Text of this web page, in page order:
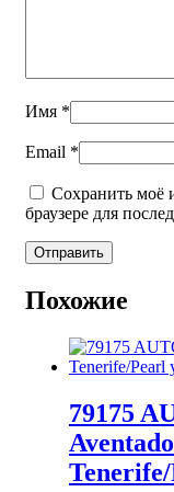
Имя *
Email *
Сохранить моё
браузере для
Похожие
79175